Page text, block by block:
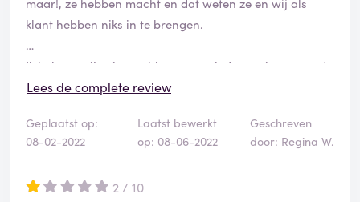
klant hebben niks in te brengen.
Ik heb nu mijn ziggo abbonement in Januari opgezegd
met een opzegtermijn van een maand, dus 1 maart
Niet te geloven, sluiten ze mij 1 februari ineens af.
Weer bellen en natuurlijk weer hetzelfde gesprek zoals
altijd, waardeloze excuses en moet een dag wachten
voordat alles het weer doet.
Lees de complete review
Geplaatst op:
08-02-2022
Laatst bewerkt
op: 08-06-2022
Geschreven
door: Regina W.
2 / 10